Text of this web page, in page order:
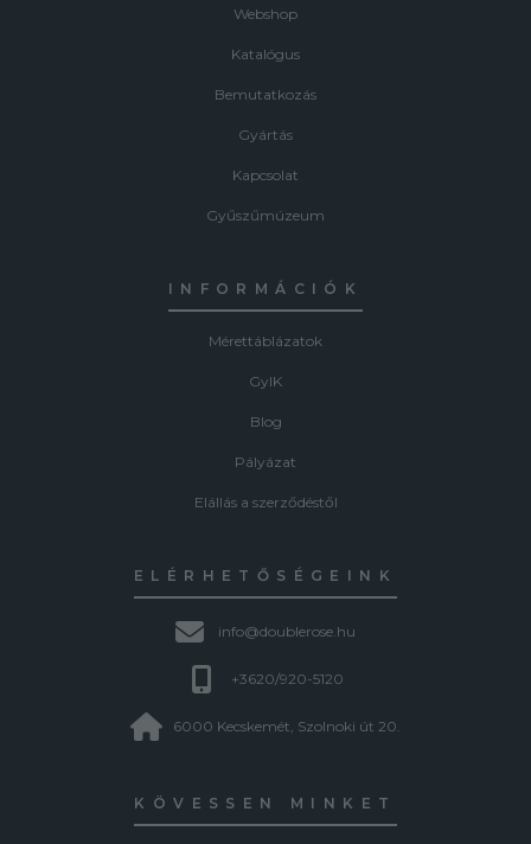
Webshop
Katalógus
Bemutatkozás
Gyártás
Kapcsolat
Gyűszűmúzeum
INFORMÁCIÓK
Mérettáblázatok
GyIK
Blog
Pályázat
Elállás a szerződéstől
ELÉRHETŐSÉGEINK
info@doublerose.hu
+3620/920-5120
6000 Kecskemét, Szolnoki út 20.
KÖVESSEN MINKET